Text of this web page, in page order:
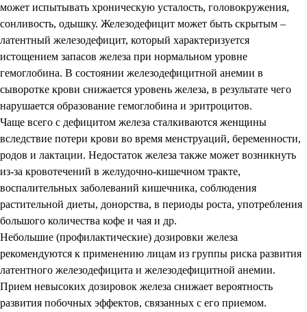
может испытывать хроническую усталость, головокружения,
сонливость, одышку. Железодефицит может быть скрытым –
латентный железодефицит, который характеризуется
истощением запасов железа при нормальном уровне
гемоглобина. В состоянии железодефицитной анемии в
сыворотке крови снижается уровень железа, в результате чего
нарушается образование гемоглобина и эритроцитов.
Чаще всего с дефицитом железа сталкиваются женщины
вследствие потери крови во время менструаций, беременности,
родов и лактации. Недостаток железа также может возникнуть
из-за кровотечений в желудочно-кишечном тракте,
воспалительных заболеваний кишечника, соблюдения
растительной диеты, донорства, в периоды роста, употребления
большого количества кофе и чая и др.
Небольшие (профилактические) дозировки железа
рекомендуются к применению лицам из группы риска развития
латентного железодефицита и железодефицитной анемии.
Прием невысоких дозировок железа снижает вероятность
развития побочных эффектов, связанных с его приемом.